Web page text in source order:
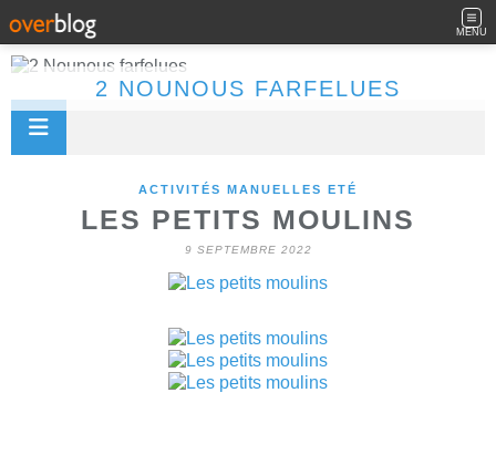
MENU
2 NOUNOUS FARFELUES
ACTIVITÉS MANUELLES ETÉ
LES PETITS MOULINS
9 SEPTEMBRE 2022